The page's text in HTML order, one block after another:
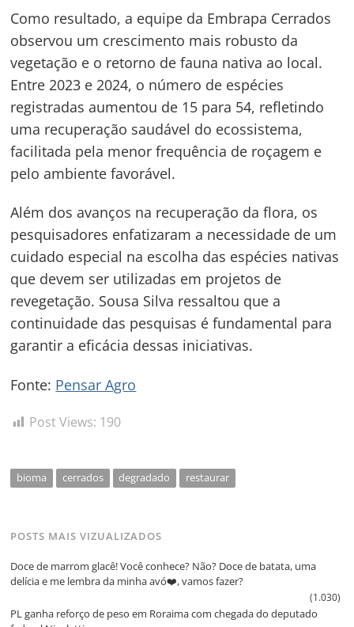
Como resultado, a equipe da Embrapa Cerrados
observou um crescimento mais robusto da
vegetação e o retorno de fauna nativa ao local.
Entre 2023 e 2024, o número de espécies
registradas aumentou de 15 para 54, refletindo
uma recuperação saudável do ecossistema,
facilitada pela menor frequência de roçagem e
pelo ambiente favorável.
Além dos avanços na recuperação da flora, os
pesquisadores enfatizaram a necessidade de um
cuidado especial na escolha das espécies nativas
que devem ser utilizadas em projetos de
revegetação. Sousa Silva ressaltou que a
continuidade das pesquisas é fundamental para
garantir a eficácia dessas iniciativas.
Fonte: Pensar Agro
Post Views: 190
bioma cerrados degradado restaurar
Navegação
de
Post
POSTS MAIS VIZUALIZADOS
Doce de marrom glacê! Você conhece? Não? Doce de batata, uma
delícia e me lembra da minha avó❤️, vamos fazer?
(1.030)
PL ganha reforço de peso em Roraima com chegada do deputado